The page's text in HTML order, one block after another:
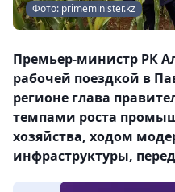
Фото: primeminister.kz
Премьер-министр РК
рабочей поездкой в
регионе глава
темпами роста
хозяйства, ходом
инфраструктуры,